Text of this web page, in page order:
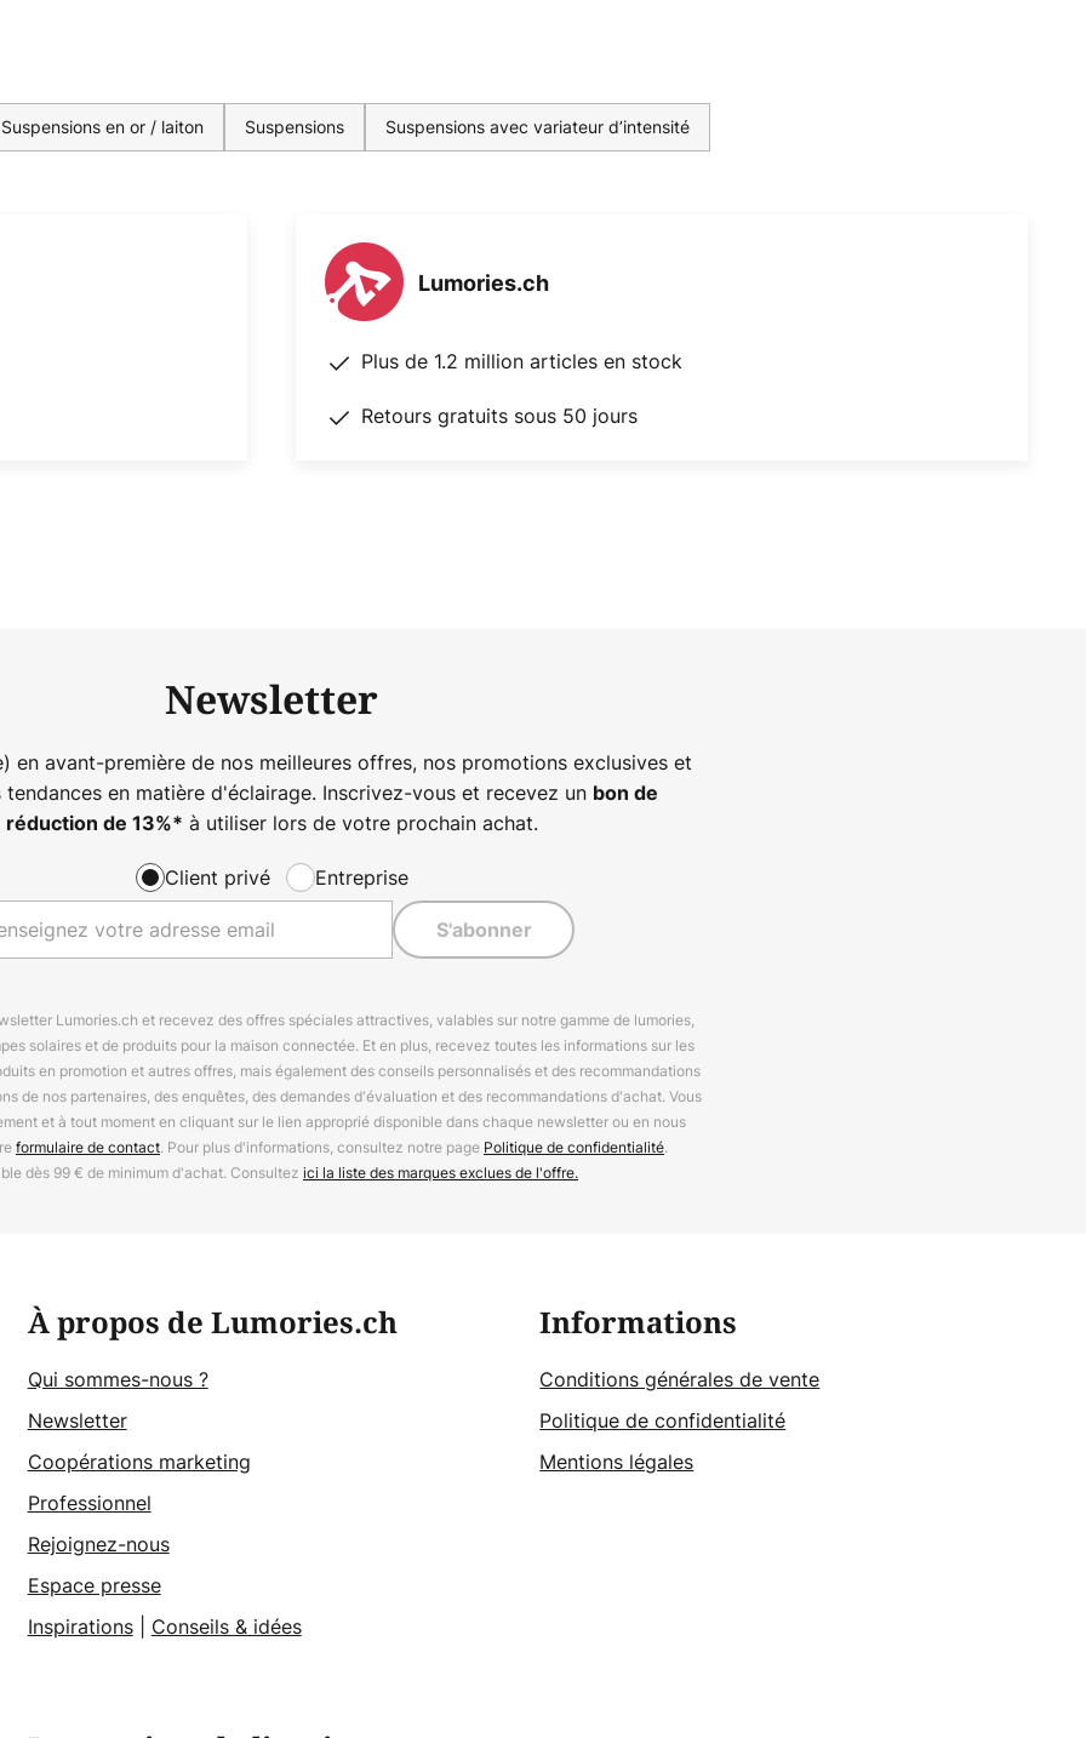
Suspensions en or / laiton Suspensions Suspensions avec variateur d’intensité
Lumories.ch
Plus de 1.2 million articles en stock
Retours gratuits sous 50 jours
Newsletter
en avant-première de nos meilleures offres, nos promotions exclusives et
tendances en matière d'éclairage. Inscrivez-vous et recevez un bon de
réduction de 13%* à utiliser lors de votre prochain achat.
Client privé Entreprise
S'abonner
Lumories.ch et recevez des offres spéciales attractives, valables sur notre gamme de lumories,
solaires et de produits pour la maison connectée. Et en plus, recevez toutes les informations sur les
en promotion et autres offres, mais également des conseils personnalisés et des recommandations
de nos partenaires, des enquêtes, des demandes d'évaluation et des recommandations d'achat. Vous
et à tout moment en cliquant sur le lien approprié disponible dans chaque newsletter ou en nous
formulaire de contact. Pour plus d'informations, consultez notre page Politique de confidentialité.
dès 99 € de minimum d'achat. Consultez ici la liste des marques exclues de l'offre.
À propos de Lumories.ch
Qui sommes-nous ?
Newsletter
Coopérations marketing
Professionnel
Rejoignez-nous
Espace presse
Inspirations| Conseils & idées
Informations
Conditions générales de vente
Politique de confidentialité
Mentions légales